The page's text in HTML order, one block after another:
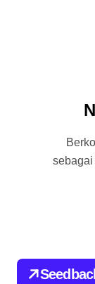
sebagai